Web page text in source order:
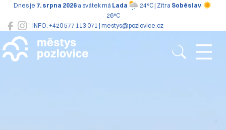
INFO: +420 577 113 071 | mestys@pozlovice.cz
Dnes je 7. srpna 2026 a svátek má Lada 24°C | Zítra Soběslav
26°C
Pozlovice